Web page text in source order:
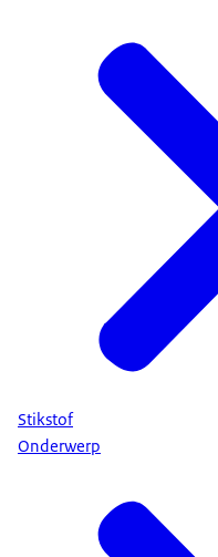
Stikstof
Onderwerp